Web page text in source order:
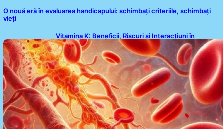
O nouă eră în evaluarea handicapului: schimbați criteriile, schimbați
vieți
Vitamina K: Beneficii, Riscuri și Interacțiuni în
Coagularea Sângelui